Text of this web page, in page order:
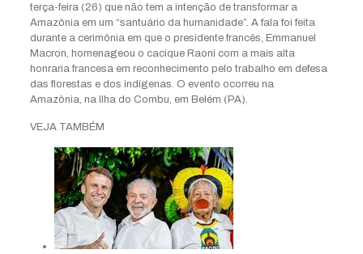
terça-feira (26) que não tem a intenção de transformar a
Amazônia em um “santuário da humanidade”. A fala foi feita
durante a cerimônia em que o presidente francês, Emmanuel
Macron, homenageou o cacique Raoni com a mais alta
honraria francesa em reconhecimento pelo trabalho em defesa
das florestas e dos indígenas. O evento ocorreu na
Amazônia, na Ilha do Combu, em Belém (PA).
VEJA TAMBÉM